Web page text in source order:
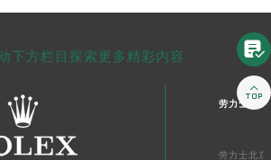
下方栏目探索更多精彩内容
劳力士中国
劳力士北京

